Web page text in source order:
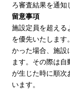
ろ審査結果を通知
留意事項
施設定員を超える
を優先いたします
かった場合、施設
ます。その際は
が生じた時に順次
います。